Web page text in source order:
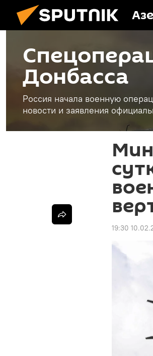
Донбасса
Россия начала военную
новости и заявления
19:30